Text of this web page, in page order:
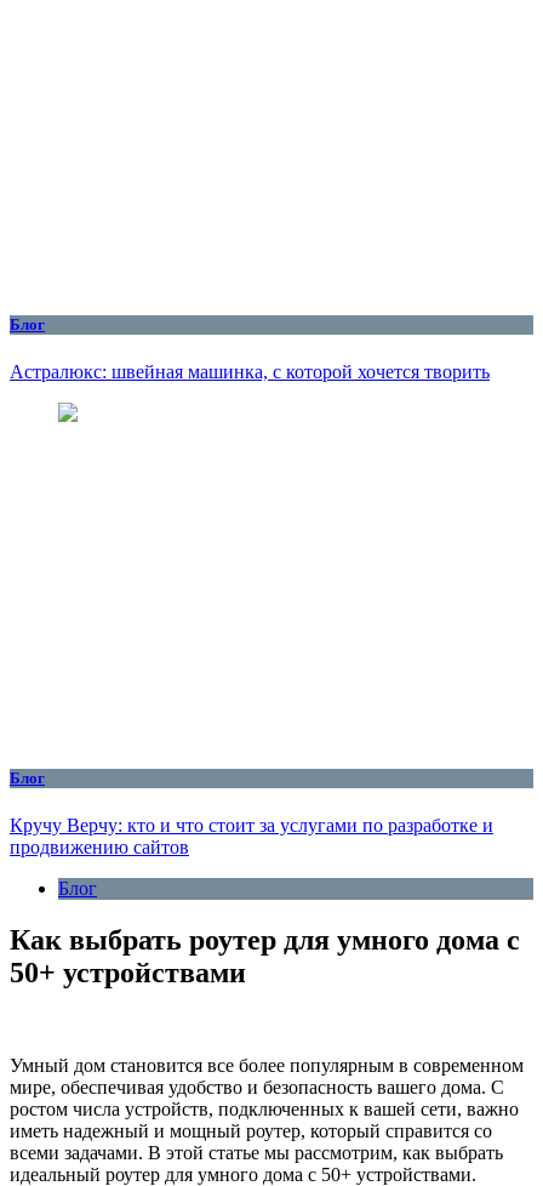
Блог
Астралюкс: швейная машинка, с которой хочется творить
Блог
Кручу Верчу: кто и что стоит за услугами по разработке и
продвижению сайтов
Блог
Как выбрать роутер для умного дома с
50+ устройствами
Умный дом становится все более популярным в современном
мире, обеспечивая удобство и безопасность вашего дома. С
ростом числа устройств, подключенных к вашей сети, важно
иметь надежный и мощный роутер, который справится со
всеми задачами. В этой статье мы рассмотрим, как выбрать
идеальный роутер для умного дома с 50+ устройствами.